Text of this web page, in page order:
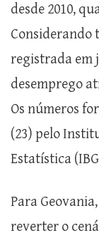
desde 2010,
Considerando
registrada em
desemprego
Os números
(23) pelo
Estatística
Para
reverter o